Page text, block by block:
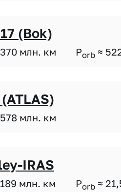
(Bok)
370 млн. км Porb ≈
578 млн. км
IRAS
млн. км Porb ≈